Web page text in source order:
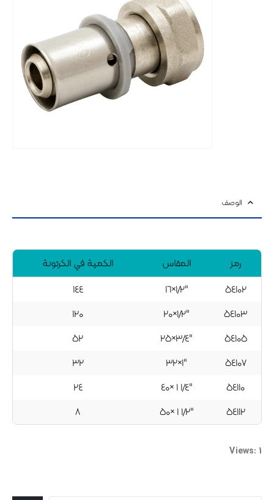
الوصف
رمز المقاس
الكمية في الكرتونة
٥٤۱۰۲
"۱/۲×۱٦
۱٤٤
٥٤۱۰۳
"۱/۲×۲۰
۱۲۰
٥٤۱۰٥
"٤/۳×۲٥
٥۲
٥٤۱۰۷
"۱×۳۲
۳۲
٥٤۱۱۰
"٤/۱ ۱ ×٤۰
۲٤
٥٤۱۱۲
"۱/۲ ۱ ×٥۰ ۸
Views: 1